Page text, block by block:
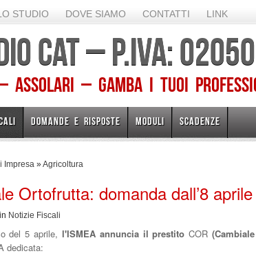
STUDIO DOVE SIAMO CONTATTI LINK
CAT – P.IVA:
– Gamba I TUOI
DOMANDE E RISPOSTE MODULI SCADENZE
Impresa »Agricoltura
Ortofrutta: domanda dall’8
in Notizie Fiscali
del 5 aprile, l'ISMEA annuncia il prestitoCOR
dedicata: